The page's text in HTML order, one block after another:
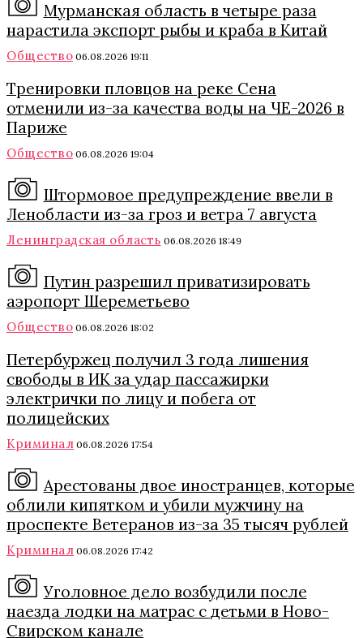
Мурманская область в четыре раза
нарастила экспорт рыбы и краба в Китай
Общество 06.08.2026 19:11
Тренировки пловцов на реке Сена
отменили из-за качества воды на ЧЕ-2026 в
Париже
Общество 06.08.2026 19:04
Штормовое предупреждение ввели в
Ленобласти из-за гроз и ветра 7 августа
Ленинградская область 06.08.2026 18:49
Путин разрешил приватизировать
аэропорт Шереметьево
Общество 06.08.2026 18:02
Петербуржец получил 3 года лишения
свободы в ИК за удар пассажирки
электрички по лицу и побега от
полицейских
Криминал 06.08.2026 17:54
Арестованы двое иностранцев, которые
облили кипятком и убили мужчину на
проспекте Ветеранов из-за 35 тысяч рублей
Криминал 06.08.2026 17:42
Уголовное дело возбудили после
наезда лодки на матрас с детьми в Ново-
Свирском канале